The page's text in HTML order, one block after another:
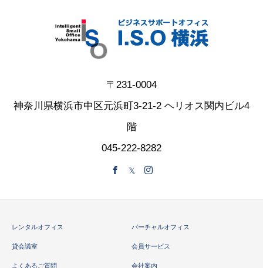
〒231-0004
神奈川県横浜市中区元浜町3-21-2 ヘリオス関内ビル4
階
045-222-8282
レンタルオフィス バーチャルオフィス
貸会議室 会員サービス
よくあるご質問 会社案内